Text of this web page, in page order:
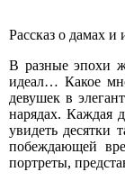
Рассказ о дамах и
В разные эпохи
идеал… Какое
девушек в
нарядах. Каждая
увидеть десятки
побеждающей
портреты,